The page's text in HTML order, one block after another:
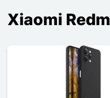
Xiaomi